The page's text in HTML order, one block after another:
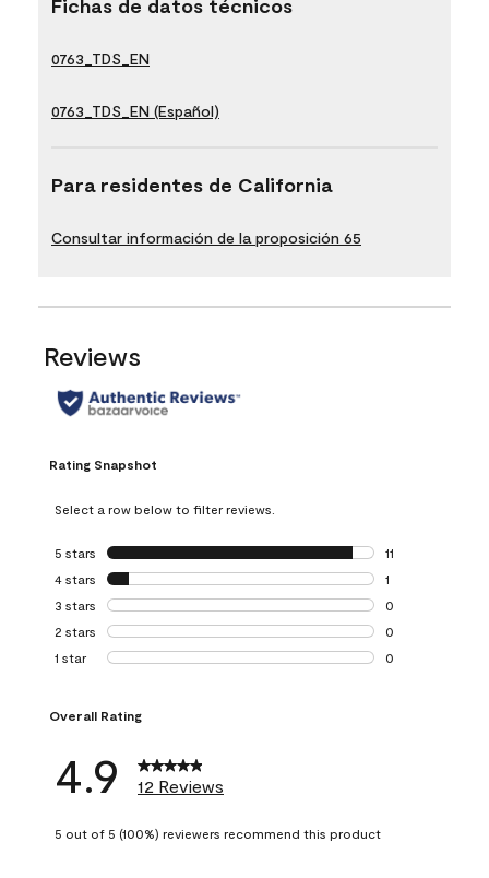
Fichas de datos técnicos
0763_TDS_EN
0763_TDS_EN (Español)
Para residentes de California
Consultar información de la proposición 65
Reviews
Rating Snapshot
Select a row below to filter reviews.
5 stars stars
11
11 reviews with 5
4 stars stars
1
1 review with 4
3 stars stars
0
0 reviews with 3
2 stars stars
0
0 reviews with 2
1 star stars
0
Overall Rating
4.9 12 Reviews
5 out of 5 (100%) reviewers recommend this product